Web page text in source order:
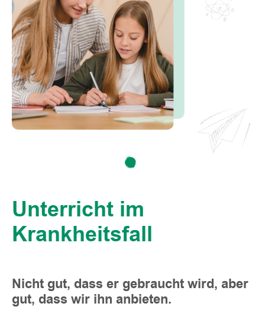
Unterricht im
Krankheitsfall
Nicht gut, dass er gebraucht wird, aber
gut, dass wir ihn anbieten.